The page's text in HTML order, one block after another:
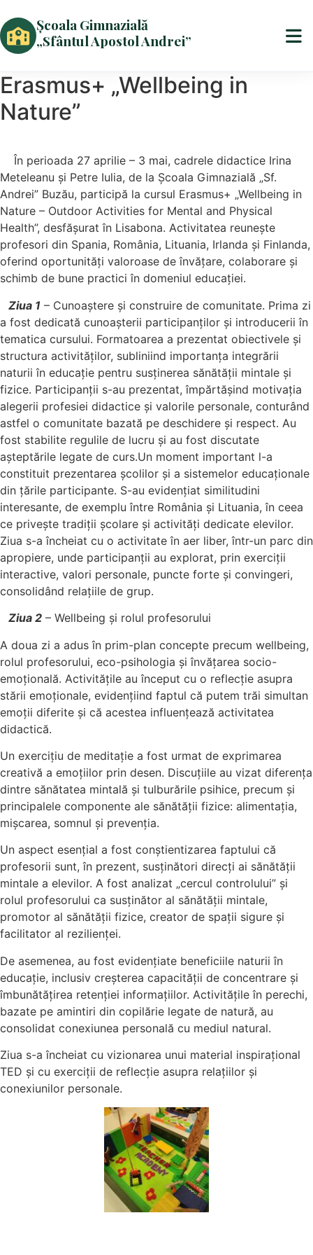
Școala Gimnazială
„Sfântul Apostol Andrei”
Erasmus+ „Wellbeing in
Nature”
În perioada 27 aprilie – 3 mai, cadrele didactice Irina
Meteleanu și Petre Iulia, de la Școala Gimnazială „Sf.
Andrei” Buzău, participă la cursul Erasmus+ „Wellbeing in
Nature – Outdoor Activities for Mental and Physical
Health”, desfășurat în Lisabona. Activitatea reunește
profesori din Spania, România, Lituania, Irlanda și Finlanda,
oferind oportunități valoroase de învățare, colaborare și
schimb de bune practici în domeniul educației.
Ziua 1 – Cunoaștere și construire de comunitate. Prima zi
a fost dedicată cunoașterii participanților și introducerii în
tematica cursului. Formatoarea a prezentat obiectivele și
structura activităților, subliniind importanța integrării
naturii în educație pentru susținerea sănătății mintale și
fizice. Participanții s-au prezentat, împărtășind motivația
alegerii profesiei didactice și valorile personale, conturând
astfel o comunitate bazată pe deschidere și respect. Au
fost stabilite regulile de lucru și au fost discutate
așteptările legate de curs.Un moment important l-a
constituit prezentarea școlilor și a sistemelor educaționale
din țările participante. S-au evidențiat similitudini
interesante, de exemplu între România și Lituania, în ceea
ce privește tradiții școlare și activități dedicate elevilor.
Ziua s-a încheiat cu o activitate în aer liber, într-un parc din
apropiere, unde participanții au explorat, prin exerciții
interactive, valori personale, puncte forte și convingeri,
consolidând relațiile de grup.
Ziua 2 – Wellbeing și rolul profesorului
A doua zi a adus în prim-plan concepte precum wellbeing,
rolul profesorului, eco-psihologia și învățarea socio-
emoțională. Activitățile au început cu o reflecție asupra
stării emoționale, evidențiind faptul că putem trăi simultan
emoții diferite și că acestea influențează activitatea
didactică.
Un exercițiu de meditație a fost urmat de exprimarea
creativă a emoțiilor prin desen. Discuțiile au vizat diferența
dintre sănătatea mintală și tulburările psihice, precum și
principalele componente ale sănătății fizice: alimentația,
mișcarea, somnul și prevenția.
Un aspect esențial a fost conștientizarea faptului că
profesorii sunt, în prezent, susținători direcți ai sănătății
mintale a elevilor. A fost analizat „cercul controlului” și
rolul profesorului ca susținător al sănătății mintale,
promotor al sănătății fizice, creator de spații sigure și
facilitator al rezilienței.
De asemenea, au fost evidențiate beneficiile naturii în
educație, inclusiv creșterea capacității de concentrare și
îmbunătățirea retenției informațiilor. Activitățile în perechi,
bazate pe amintiri din copilărie legate de natură, au
consolidat conexiunea personală cu mediul natural.
Ziua s-a încheiat cu vizionarea unui material inspirațional
TED și cu exerciții de reflecție asupra relațiilor și
conexiunilor personale.